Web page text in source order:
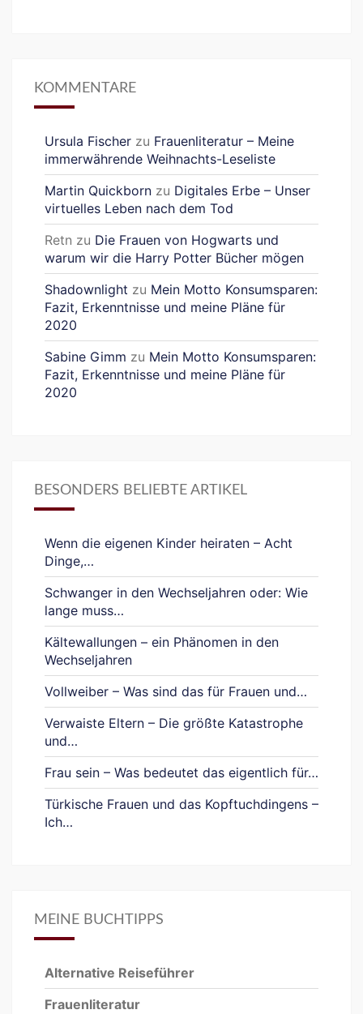
KOMMENTARE
Ursula Fischer zu Frauenliteratur – Meine
immerwährende Weihnachts-Leseliste
Martin Quickborn zu Digitales Erbe – Unser
virtuelles Leben nach dem Tod
Retn zu Die Frauen von Hogwarts und
warum wir die Harry Potter Bücher mögen
Shadownlight zu Mein Motto Konsumsparen:
Fazit, Erkenntnisse und meine Pläne für
2020
Sabine Gimm zu Mein Motto Konsumsparen:
Fazit, Erkenntnisse und meine Pläne für
2020
BESONDERS BELIEBTE ARTIKEL
Wenn die eigenen Kinder heiraten – Acht
Dinge,…
Schwanger in den Wechseljahren oder: Wie
lange muss…
Kältewallungen – ein Phänomen in den
Wechseljahren
Vollweiber – Was sind das für Frauen und…
Verwaiste Eltern – Die größte Katastrophe
und…
Frau sein – Was bedeutet das eigentlich für…
Türkische Frauen und das Kopftuchdingens –
Ich…
MEINE BUCHTIPPS
Alternative Reiseführer
Frauenliteratur